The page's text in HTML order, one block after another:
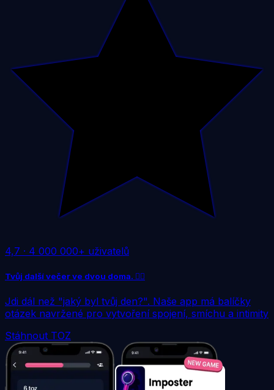
4,7 · 4 000 000+ uživatelů
Tvůj další večer ve dvou doma. ❤️‍🔥
Jdi dál než "jaký byl tvůj den?". Naše app má balíčky
otázek navržené pro vytvoření spojení, smíchu a intimity
Stáhnout TOZ